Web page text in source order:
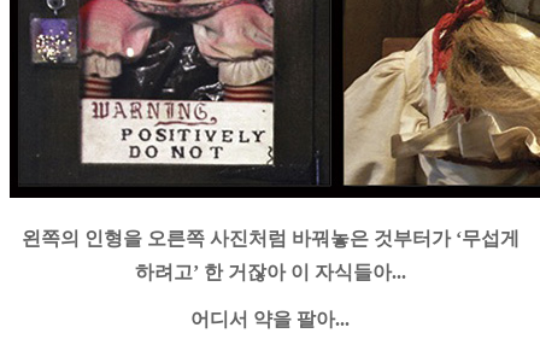
왼쪽의 인형을 오른쪽 사진처럼 바꿔놓은 것부터가 ‘무섭게
하려고’ 한 거잖아 이 자식들아...
어디서 약을 팔아...